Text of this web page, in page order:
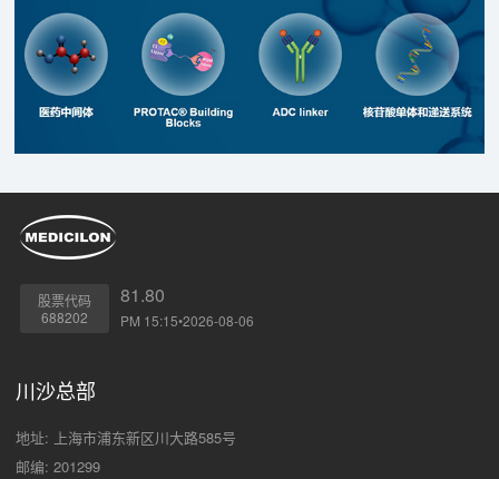
股票代码
688202
81.80
PM 15:15•2026-08-06
川沙总部
地址: 上海市浦东新区川大路585号
邮编: 201299